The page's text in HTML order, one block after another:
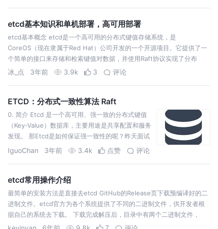
etcd基本知识和单机部署，高可用部署
etcd基本概念 etcd是一个高可用的分布式键值存储系统，是
CoreOS（现在隶属于Red Hat）公司开发的一个开源项目。它提供了一
个简单的接口来存储和检索键值对数据，并使用Raft协议实现了分布
冰_点 3年前 3.9k 3 评论
ETCD：分布式一致性算法 Raft
0. 简介 Etcd 是一个高可用、强一致的分布式键值
（Key-Value）数据库，主要用途是共享配置和服务
发现。 那Etcd是如何保证强一致性的呢？昨天面试
就被问到这个问题，当时没有答上来，就很尴尬
IguoChan 3年前 3.4k 点赞 评论
etcd常用操作介绍
最简单的安装方法是直接去etcd GitHub的Release页下载预编译好的二
进制文件。etcd官方为各个系统提供了不同的二进制文件，供开发者根
据自己的系统去下载。 下载完成解压后，目录中有两个二进制文件，
etcd以及etcdctl。其中etcd就是运行etcd服务的二进制文…